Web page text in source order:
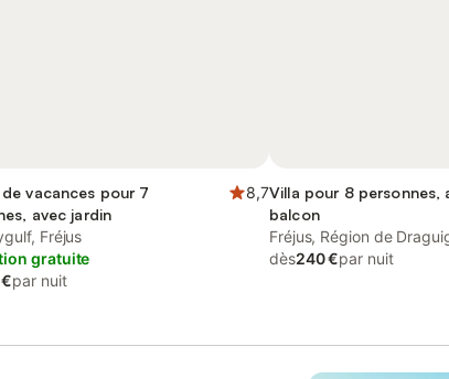
vacances pour 7
avec jardin
8,7
Fréjus
gratuite
par nuit
Villa pour 8 personnes,
balcon
Fréjus, Région de
dès240 €par nuit